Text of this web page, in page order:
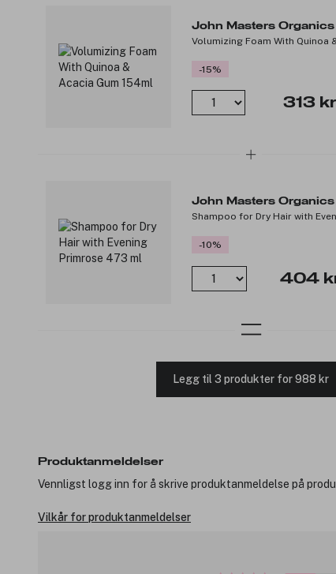
John Masters Organics
Volumizing Foam With Quinoa
-15%
313 kr
John Masters Organics
Shampoo for Dry Hair with
-10%
404
Legg til 3 produkter for 988 kr
Produktanmeldelser
Vennligst logg inn for å skrive produktanmeldelse på
Vilkår for produktanmeldelser